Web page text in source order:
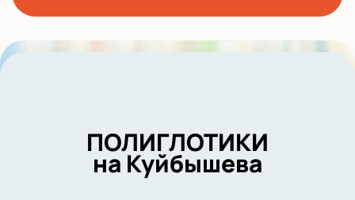
ПОЛИГЛОТИКИ
на Куйбышева